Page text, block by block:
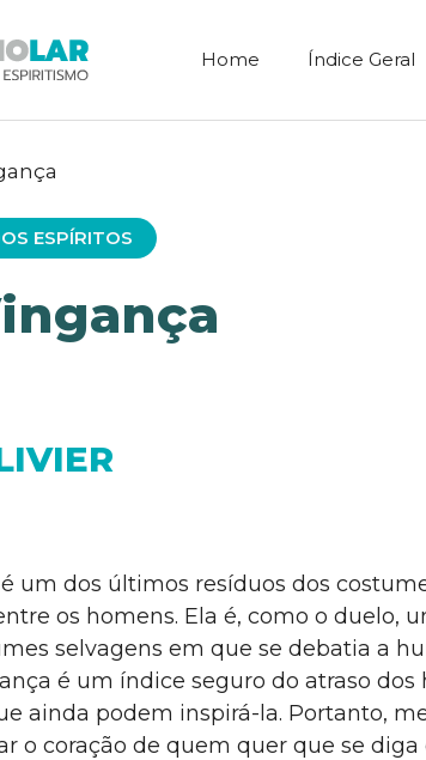
Home Índice Geral
ESPÍRITOS
um dos últimos resíduos dos
os homens. Ela é, como o duelo,
selvagens em que se debatia a
é um índice seguro do atraso
ainda podem inspirá-la. Portanto,
o coração de quem quer que se